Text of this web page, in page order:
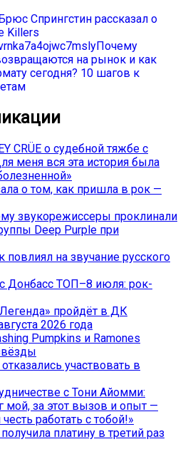
Спрингстин рассказал о
Killers
Почему
на рынок и как
сегодня? 10 шагов к
CRÜE о судебной тяжбе с
меня вся эта история была
о том, как пришла в рок —
звукорежиссеры проклинали
Deep Purple при
повлиял на звучание русского
Донбасс ТОП–8 июля: рок-
пройдёт в ДК
2026 года
Pumpkins и Ramones
участвовать в
с Тони Айомми:
мой, за этот вызов и опыт —
работать с тобой!»
платину в третий раз